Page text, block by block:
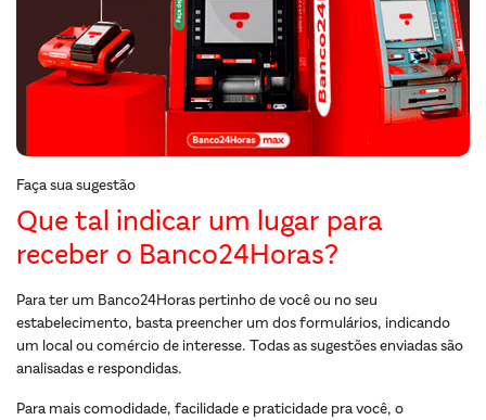
Faça sua sugestão
Que tal indicar um lugar para
receber o Banco24Horas?
Para ter um Banco24Horas pertinho de você ou no seu
estabelecimento, basta preencher um dos formulários, indicando
um local ou comércio de interesse. Todas as sugestões enviadas são
analisadas e respondidas.
Para mais comodidade, facilidade e praticidade pra você, o